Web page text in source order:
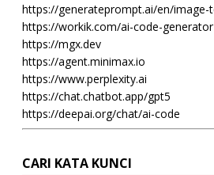
https://generateprompt.ai/en/image-
https://workik.com/ai-code-generator
https://mgx.dev
https://agent.minimax.io
https://www.perplexity.ai
https://chat.chatbot.app/gpt5
https://deepai.org/chat/ai-code
CARI KATA KUNCI